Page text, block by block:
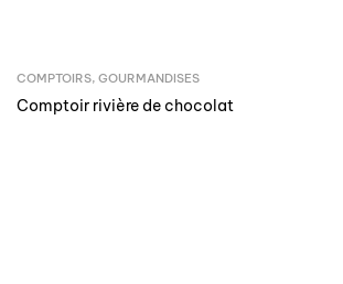
COMPTOIRS, GOURMANDISES
Comptoir rivière de chocolat